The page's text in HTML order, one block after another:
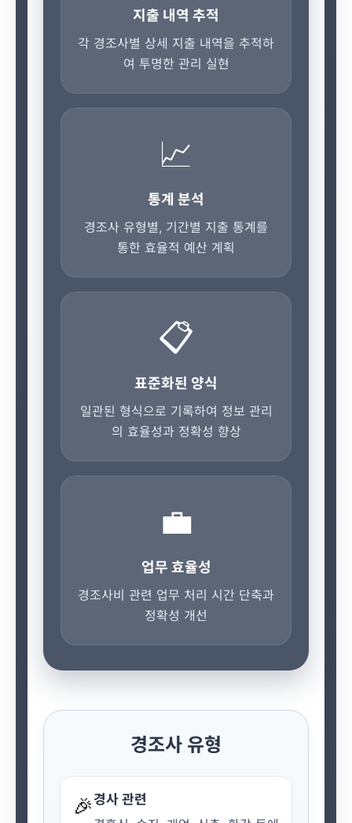
지출 내역 추적
각 경조사별 상세 지출 내역을 추적하
여 투명한 관리 실현
📈
통계 분석
경조사 유형별, 기간별 지출 통계를
통한 효율적 예산 계획
📋
표준화된 양식
일관된 형식으로 기록하여 정보 관리
의 효율성과 정확성 향상
💼
업무 효율성
경조사비 관련 업무 처리 시간 단축과
정확성 개선
경조사 유형
🎉 경사 관련